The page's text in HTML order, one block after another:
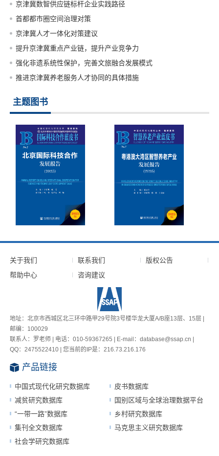
京津冀数智供应链标杆企业实践路径
首都都市圈空间治理对策
京津冀人才一体化对策建议
提升京津冀重点产业链，提升产业竞争力
强化非遗系统性保护，完善文旅融合发展模式
推进京津冀养老服务人才协同的具体措施
主题图书
关于我们 联系我们
版权公告
帮助中心
咨询建议
地址：北京市西城区北三环中路甲29号院3号楼华龙大厦A/B座13层、15层 |
邮编：100029
联系人：罗老师 | 电话：010-59367265 | E-mail：database@ssap.cn |
QQ：2475522410 | 您当前的IP是： 216.73.216.176
产品链接
中国式现代化研究数据库
皮书数据库
减贫研究数据库
国别区域与全球治理数据平台
“一带一路”数据库
乡村研究数据库
集刊全文数据库
马克思主义研究数据库
社会学研究数据库